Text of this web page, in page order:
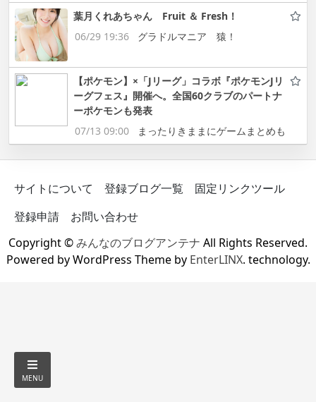
葉月くれあちゃん Fruit ＆ Fresh！
06/29 19:36
グラドルマニア 猿！
【ポケモン】×「Jリーグ」コラボ『ポケモンJリ
ーグフェス』開催へ。全国60クラブのパートナ
ーポケモンも発表
07/13 09:00
まったりきままにゲームまとめも
サイトについて 登録ブログ一覧
固定リンクツール
登録申請
お問い合わせ
Copyright ©みんなのブログアンテナ All Rights Reserved.
Powered by WordPress Theme by EnterLINX. technology.
MENU